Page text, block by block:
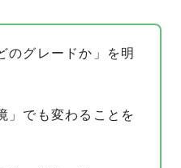
のグレードか」を明
」でも変わることを